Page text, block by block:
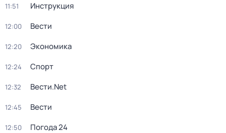
11:51 Инструкция
12:00 Вести
12:20 Экономика
12:24 Спорт
12:32 Вести.Net
12:45 Вести
12:50 Погода 24